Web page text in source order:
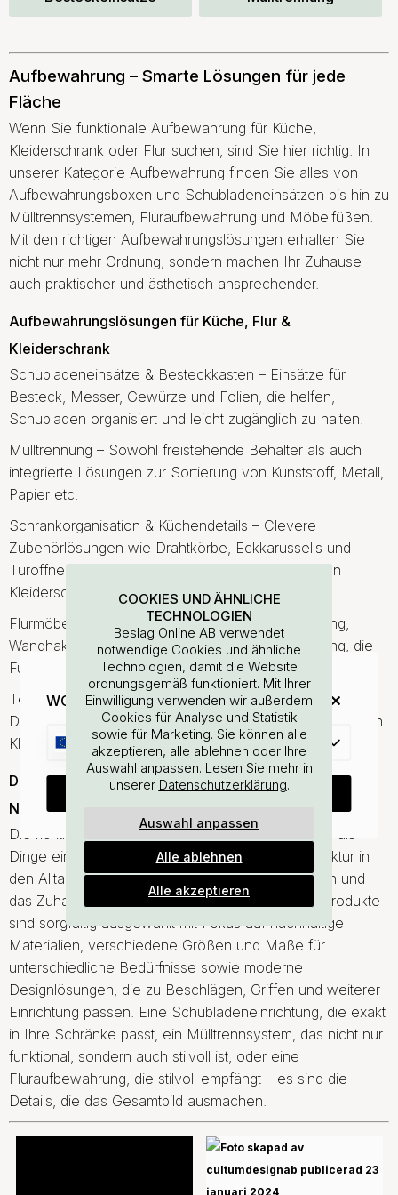
effizienten Lösungen.
Beslag Online bietet ein großes Sortiment für Aufbewahrung und
Lagerung im gesamten Zuhause, in der Küche, in der
Waschküche und im Kleiderschrank. Es sind die Details, die den
Unterschied machen.
Aufbewahrung – Smarte Lösungen für jede
Fläche
Wenn Sie funktionale Aufbewahrung für Küche,
Kleiderschrank oder Flur suchen, sind Sie hier richtig. In
unserer Kategorie Aufbewahrung finden Sie alles von
Aufbewahrungsboxen und Schubladeneinsätzen bis hin zu
Mülltrennsystemen, Fluraufbewahrung und Möbelfüßen.
Mit den richtigen Aufbewahrungslösungen erhalten Sie
nicht nur mehr Ordnung, sondern machen Ihr Zuhause
auch praktischer und ästhetisch ansprechender.
Aufbewahrungslösungen für Küche, Flur &
Kleiderschrank
Schubladeneinsätze & Besteckkasten – Einsätze für
Besteck, Messer, Gewürze und Folien, die helfen,
Schubladen organisiert und leicht zugänglich zu halten.
Mülltrennung – Sowohl freistehende Behälter als auch
integrierte Lösungen zur Sortierung von Kunststoff, Metall,
Papier etc.
Schrankorganisation & Küchendetails – Clevere
Zubehörlösungen wie Drahtkörbe, Eckkarussells und
Türöffner sorgen dafür, dass Sie jeden Millimeter in
Kleiderschrank und Küche optimal nutzen.
Flurmöbel – Garderobe, Ständer für Oberbekleidung,
Wandhaken, Möbelfüße und weitere Flureinrichtung, die
Funktion und Design kombiniert.
Textil & Kleinaufbewahrung – Wäschekörbe, Boxen mit
Deckel, Boxen mit Fächern, Drahtkörbe für alle Arten von
Kleinteilen, Accessoires und Textilien.
Die Vorteile unserer Aufbewahrung – Ordnung, Stil &
Nachhaltigkeit
Die richtige Aufbewahrungslösung bedeutet mehr, als
Dinge einfach zu verstauen – es geht darum, Struktur in
den Alltag zu bringen, Arbeitsflächen zu optimieren und
das Zuhause angenehmer zu gestalten. Unsere Produkte
sind sorgfältig ausgewählt mit Fokus auf nachhaltige
Materialien, verschiedene Größen und Maße für
unterschiedliche Bedürfnisse sowie moderne
Designlösungen, die zu Beschlägen, Griffen und weiterer
Einrichtung passen. Eine Schubladeneinrichtung, die exakt
in Ihre Schränke passt, ein Mülltrennsystem, das nicht nur
funktional, sondern auch stilvoll ist, oder eine
Fluraufbewahrung, die stilvoll empfängt – es sind die
Details, die das Gesamtbild ausmachen.
COOKIES UND ÄHNLICHE
TECHNOLOGIEN
Beslag Online AB verwendet
notwendige Cookies und ähnliche
Technologien, damit die Website
ordnungsgemäß funktioniert. Mit Ihrer
Einwilligung verwenden wir außerdem
Cookies für Analyse und Statistik
sowie für Marketing. Sie können alle
akzeptieren, alle ablehnen oder Ihre
Auswahl anpassen. Lesen Sie mehr in
unserer Datenschutzerklärung.
Auswahl anpassen
Alle ablehnen
Alle akzeptieren
WOULD YOU RATHER VISIT?
EU
CHANGE COUNTRY
25% Rabatt auf deinen
günstigsten Artikel
Melde dich für unseren Newsletter an und erhalte 25%
Rabatt auf den günstigsten Artikel deiner Bestellung –
Gültig bis zum 31. August
Angebot sichern
Mit deiner Anmeldung erklärst du dich damit einverstanden, regelmäßig E-Mails über
Angebote, Produkte und Aktionen zu erhalten. Du kannst dich jederzeit abmelden. Der
Rabatt gilt für den günstigsten Artikel deiner Bestellung und ist nicht mit anderen
Rabattcodes oder Angeboten kombinierbar.